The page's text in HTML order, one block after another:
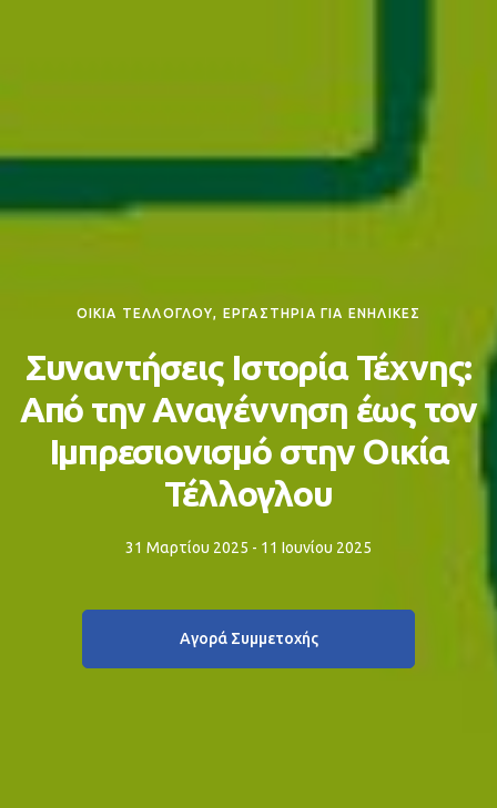
ΟΙΚΙΑ ΤΕΛΛΟΓΛΟΥ, ΕΡΓΑΣΤΗΡΙΑ ΓΙΑ ΕΝΗΛΙΚΕΣ
Συναντήσεις Ιστορία Τέχνης:
Από την Αναγέννηση έως τον
Ιμπρεσιονισμό στην Οικία
Τέλλογλου
31 Μαρτίου 2025 - 11 Ιουνίου 2025
Αγορά Συμμετοχής